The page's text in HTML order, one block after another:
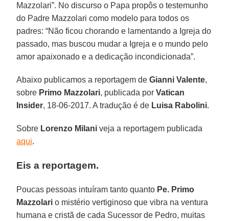
Mazzolari”. No discurso o Papa propôs o testemunho
do Padre Mazzolari como modelo para todos os
padres: “Não ficou chorando e lamentando a Igreja do
passado, mas buscou mudar a Igreja e o mundo pelo
amor apaixonado e a dedicação incondicionada”.
Abaixo publicamos a reportagem deGianni Valente,
sobre Primo Mazzolari, publicada porVatican
Insider, 18-06-2017. A tradução é de Luisa Rabolini.
Sobre Lorenzo Milani veja a reportagem publicada
aqui.
Eis a reportagem.
Poucas pessoas intuíram tanto quanto Pe. Primo
Mazzolari o mistério vertiginoso que vibra na ventura
humana e cristã de cada Sucessor de Pedro, muitas